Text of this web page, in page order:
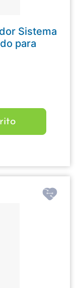
Sistema
para